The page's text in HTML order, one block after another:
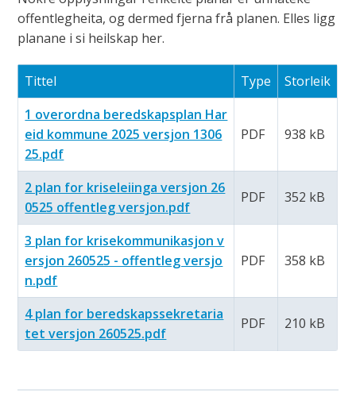
offentlegheita, og dermed fjerna frå planen. Elles ligg
planane i si heilskap her.
Tittel Type
Storleik
1 overordna beredskapsplan Har
eid kommune 2025 versjon 1306
25.pdf
PDF 938 kB
2 plan for kriseleiinga versjon 26
0525 offentleg versjon.pdf
PDF 352 kB
3 plan for krisekommunikasjon v
ersjon 260525 - offentleg versjo
n.pdf
PDF 358 kB
4 plan for beredskapssekretaria
tet versjon 260525.pdf
PDF 210 kB